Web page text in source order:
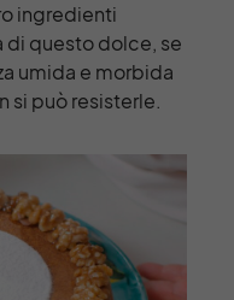
ingredienti
di questo dolce, se
umida e morbida
si può resisterle.